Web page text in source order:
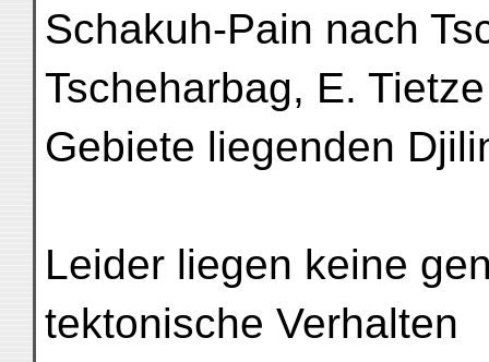
Schakuh-Pain nach
Tscheharbag, E.
Gebiete liegenden
Leider liegen keine
tektonische Verhalten